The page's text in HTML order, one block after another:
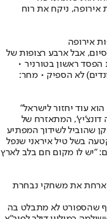
אירופה, ניקח את רוח
אבל ארבע רצופות של
הפסד ראשון בטורניר •
דני אבדיה (23 נקודות, 9 ריבאונדים) לא הספיק • מחר:
עוד יחזור לישראל"
דונצ'יץ', המתאזרח של
שהוביל לשידוך המפתיע
בשל טיל איראני שנפל
"יש לו מקום חם בלב לארץ
את משחקי נבחרת
שהספורט לא מתבלט בה